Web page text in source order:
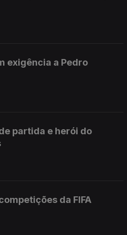
exigência a Pedro
partida e herói do
da FIFA